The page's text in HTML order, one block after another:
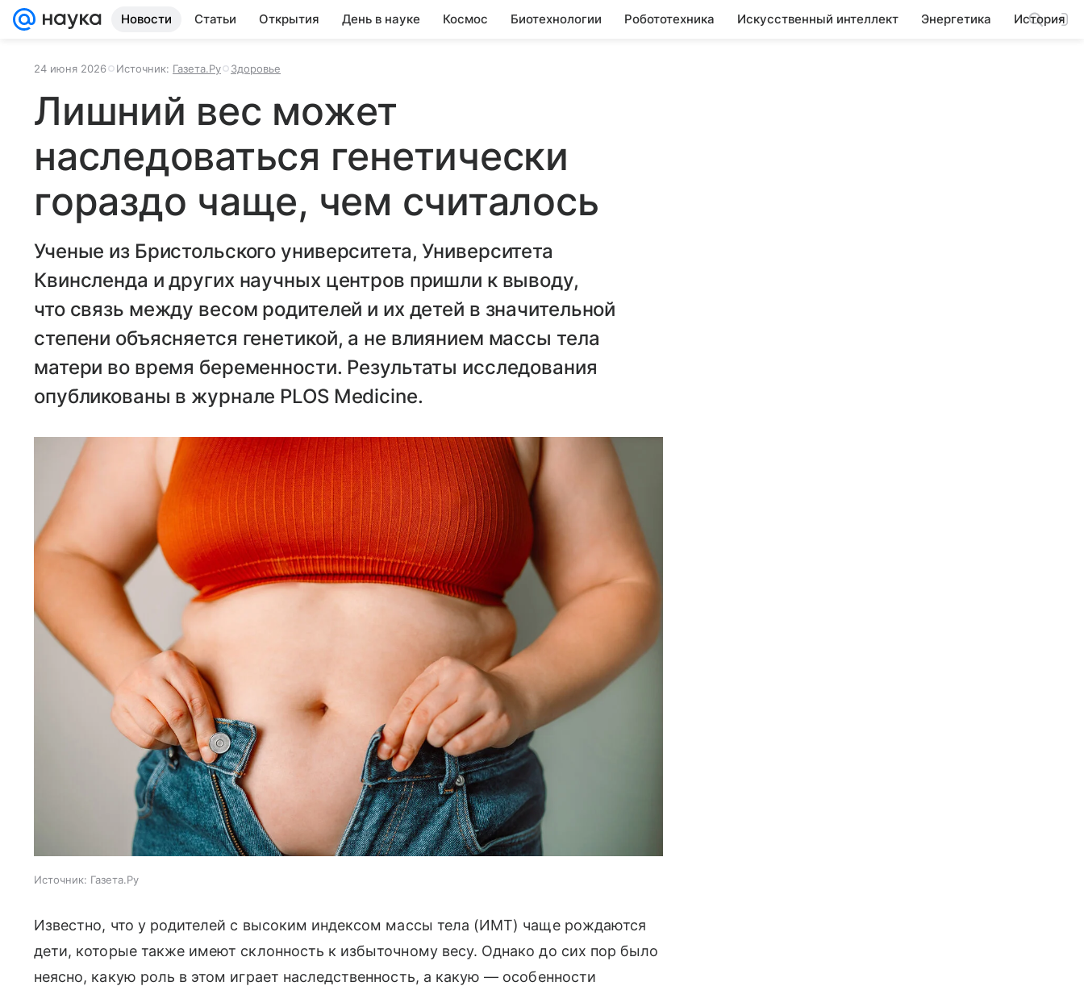
Новости Статьи Открытия День в науке Космос Биотехнологии Робототехника Искусственный интеллект Энергетика История
24 июня 2026 Источник: Газета.Ру Здоровье
Лишний вес может
наследоваться генетически
гораздо чаще, чем считалось
Ученые из Бристольского университета, Университета
Квинсленда и других научных центров пришли к выводу,
что связь между весом родителей и их детей в значительной
степени объясняется генетикой, а не влиянием массы тела
матери во время беременности. Результаты исследования
опубликованы в журнале PLOS Medicine.
Источник: Газета.Ру
Известно, что у родителей с высоким индексом массы тела (ИМТ) чаще рождаются
дети, которые также имеют склонность к избыточному весу. Однако до сих пор было
неясно, какую роль в этом играет наследственность, а какую — особенности